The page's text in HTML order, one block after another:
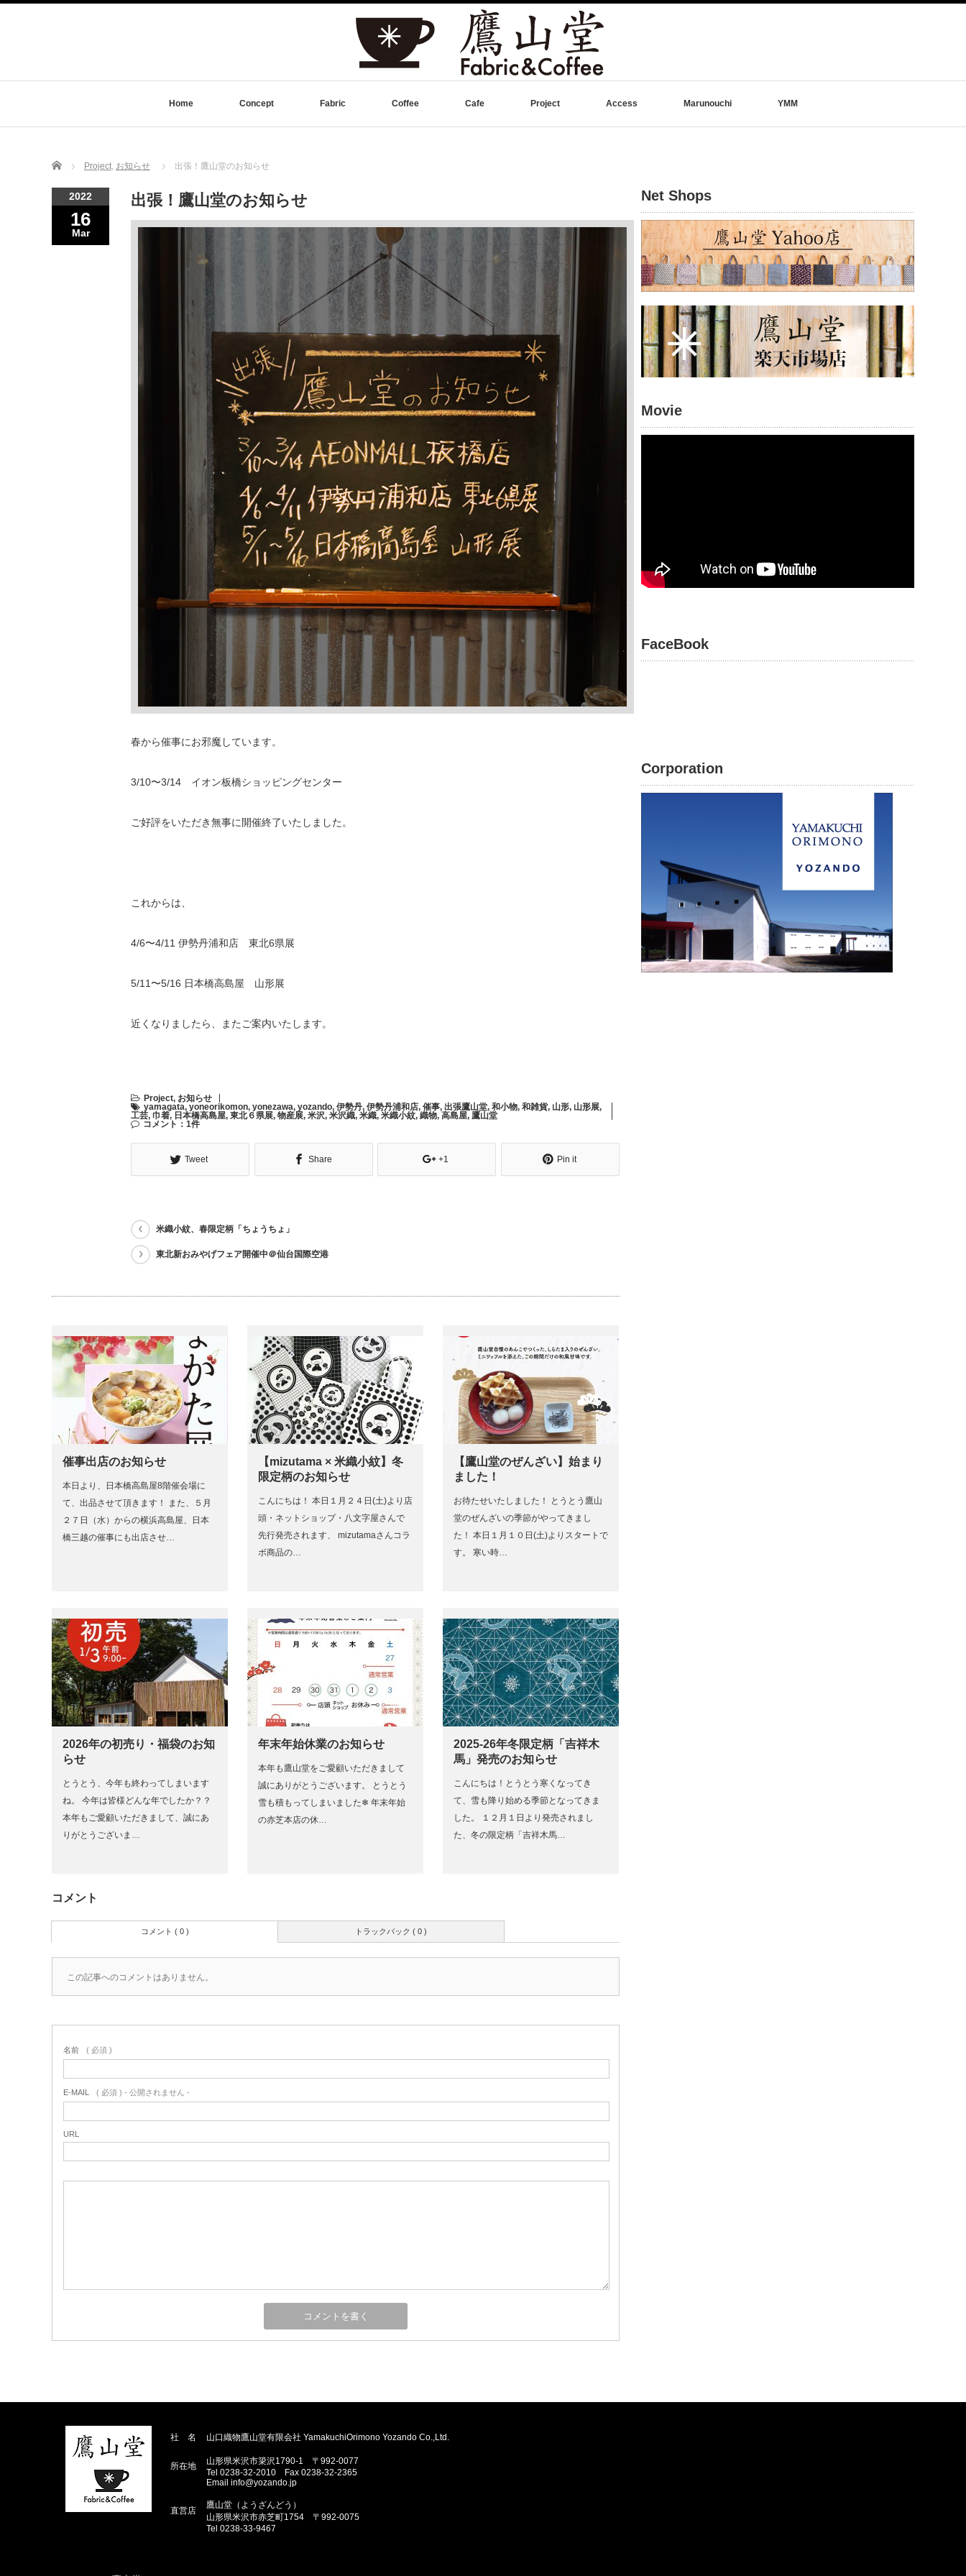
Home Concept Fabric Coffee Cafe Project Access Marunouchi YMM
Home Project, お知らせ 出張！鷹山堂のお知らせ
2022
16
Mar
出張！鷹山堂のお知らせ
春から催事にお邪魔しています。
3/10〜3/14 イオン板橋ショッピングセンター
ご好評をいただき無事に開催終了いたしました。
これからは、
4/6〜4/11 伊勢丹浦和店 東北6県展
5/11〜5/16 日本橋高島屋 山形展
近くなりましたら、またご案内いたします。
Project, お知らせ
yamagata, yoneorikomon, yonezawa, yozando, 伊勢丹, 伊勢丹浦和店, 催事, 出張鷹山堂, 和小物, 和雑貨, 山形, 山形展,
工芸, 巾着, 日本橋高島屋, 東北６県展, 物産展, 米沢, 米沢織, 米織, 米織小紋, 織物, 高島屋, 鷹山堂
コメント：1件
Tweet Share +1 Pin it
米織小紋、春限定柄「ちょうちょ」
東北新おみやげフェア開催中＠仙台国際空港
催事出店のお知らせ
本日より、日本橋高島屋8階催会場に
て、出品させて頂きます！ また、５月
２７日（水）からの横浜高島屋、日本
橋三越の催事にも出店させ…
【mizutama × 米織小紋】冬
限定柄のお知らせ
こんにちは！ 本日１月２４日(土)より店
頭・ネットショップ・八文字屋さんで
先行発売されます、 mizutamaさんコラ
ボ商品の…
【鷹山堂のぜんざい】始まり
ました！
お待たせいたしました！ とうとう鷹山
堂のぜんざいの季節がやってきまし
た！ 本日１月１０日(土)よりスタートで
す。 寒い時…
2026年の初売り・福袋のお知
らせ
とうとう、今年も終わってしまいます
ね。 今年は皆様どんな年でしたか？？
本年もご愛顧いただきまして、誠にあ
りがとうございま…
年末年始休業のお知らせ
本年も鷹山堂をご愛顧いただきまして
誠にありがとうございます。 とうとう
雪も積もってしまいました❄︎ 年末年始
の赤芝本店の休…
2025-26年冬限定柄「吉祥木
馬」発売のお知らせ
こんにちは！とうとう寒くなってき
て、雪も降り始める季節となってきま
した。 １２月１日より発売されまし
た、冬の限定柄「吉祥木馬…
コメント
トラックバック ( 0 )
コメント ( 0 )
この記事へのコメントはありません。
名前 ( 必須 )
E-MAIL ( 必須 ) - 公開されません -
URL
Net Shops
Movie
FaceBook
Corporation
社 名 山口織物鷹山堂有限会社 YamakuchiOrimono Yozando Co.,Ltd.
所在地
山形県米沢市簗沢1790-1 〒992-0077
Tel 0238-32-2010 Fax 0238-32-2365
Email info@yozando.jp
直営店
鷹山堂（ようざんどう）
山形県米沢市赤芝町1754 〒992-0075
Tel 0238-33-9467